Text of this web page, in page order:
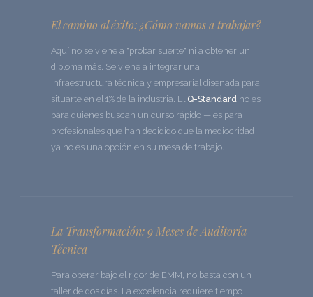
El camino al éxito: ¿Cómo vamos a trabajar?
Aquí no se viene a "probar suerte" ni a obtener un
diploma más. Se viene a integrar una
infraestructura técnica y empresarial diseñada para
situarte en el 1% de la industria. El Q-Standardno es
para quienes buscan un curso rápido — es para
profesionales que han decidido que la mediocridad
ya no es una opción en su mesa de trabajo.
La Transformación: 9 Meses de Auditoría
Técnica
Para operar bajo el rigor de EMM, no basta con un
taller de dos días. La excelencia requiere tiempo